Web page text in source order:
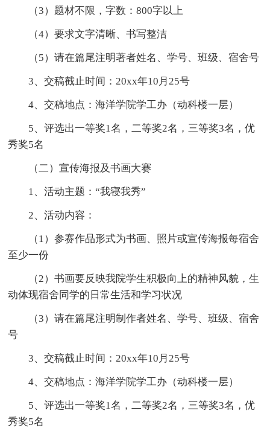
（3）题材不限，字数：800字以上
（4）要求文字清晰、书写整洁
（5）请在篇尾注明著者姓名、学号、班级、宿舍号
3、交稿截止时间：20xx年10月25号
4、交稿地点：海洋学院学工办（动科楼一层）
5、评选出一等奖1名，二等奖2名，三等奖3名，优
秀奖5名
（二）宣传海报及书画大赛
1、活动主题：“我寝我秀”
2、活动内容：
（1）参赛作品形式为书画、照片或宣传海报每宿舍
至少一份
（2）书画要反映我院学生积极向上的精神风貌，生
动体现宿舍同学的日常生活和学习状况
（3）请在篇尾注明制作者姓名、学号、班级、宿舍
号
3、交稿截止时间：20xx年10月25号
4、交稿地点：海洋学院学工办（动科楼一层）
5、评选出一等奖1名，二等奖2名，三等奖3名，优
秀奖5名